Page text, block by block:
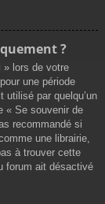
?
» lors de votre
une période
utilisé par quelqu’un
« Se souvenir de
recommandé si
une librairie,
à trouver cette
forum ait désactivé